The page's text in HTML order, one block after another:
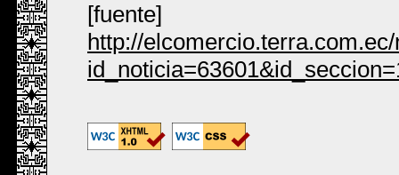
[fuente]
http://